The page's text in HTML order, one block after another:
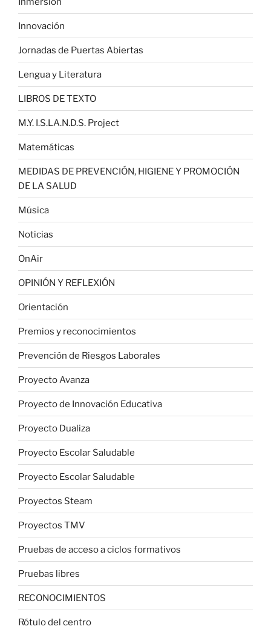
Innovación
Jornadas de Puertas Abiertas
Lengua y Literatura
LIBROS DE TEXTO
M.Y. I.S.LA.N.D.S. Project
Matemáticas
MEDIDAS DE PREVENCIÓN, HIGIENE Y PROMOCIÓN
DE LA SALUD
Música
Noticias
OnAir
OPINIÓN Y REFLEXIÓN
Orientación
Premios y reconocimientos
Prevención de Riesgos Laborales
Proyecto Avanza
Proyecto de Innovación Educativa
Proyecto Dualiza
Proyecto Escolar Saludable
Proyecto Escolar Saludable
Proyectos Steam
Proyectos TMV
Pruebas de acceso a ciclos formativos
Pruebas libres
RECONOCIMIENTOS
Rótulo del centro